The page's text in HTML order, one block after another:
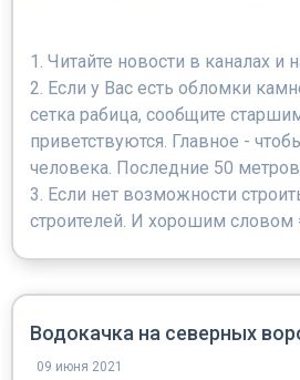
1. Читайте новости в каналах и
2. Если у Вас есть обломки
сетка рабица, сообщите
приветствуются. Главное -
человека. Последние 50
3. Если нет возможности
строителей. И хорошим словом
Водокачка на северных
09 июня 2021